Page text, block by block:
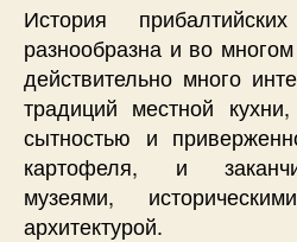
История
разнообразна и во
действительно много
традиций местной
сытностью и
картофеля, и
музеями,
архитектурой.